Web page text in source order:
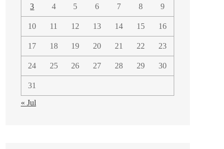
3 4 5 6 7 8 9
10 11 12 13 14 15 16
17 18 19 20 21 22 23
24 25 26 27 28 29 30
31
« Jul